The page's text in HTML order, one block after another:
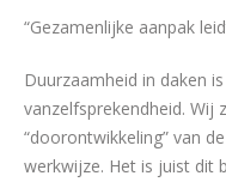
“Gezamenlijke aanpak
Duurzaamheid in daken
vanzelfsprekendheid. Wij
“doorontwikkeling” van
werkwijze. Het is juist dit